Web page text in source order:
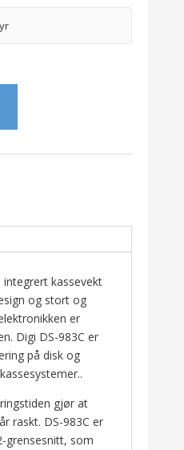
integrert kassevekt
og stort og
er
Digi DS-983C er
på disk og
gjør at
raskt. DS-983C er
grensesnitt, som